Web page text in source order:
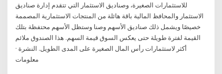
للاستثمارات الصغيرة، وصناديق الاستثمار التي تتقدم إدارة صناديق
الاستثمار والمحافظ المالية باقة هائلة من المنتجات الاستثمارية المصممة
خصيصًا ويشمل ذلك صناديق الأسهم وصنا وستظل الأسهم محتفظة بتلك
القيمة لفترة طويلة حتى يعكس السوق قيمة السهم. هذا الصندوق ملائم
أكثر لاستثمارات رأس المال الصغيرة على المدى الطويل. النشرة ·